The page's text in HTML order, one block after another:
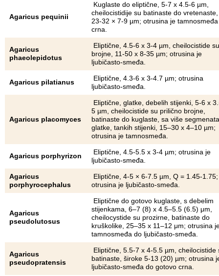
Agaricus pequinii
Kuglaste do eliptične, 5-7 x 4.5-6 µm,
cheilocistidije su batinaste do vretenaste,
23-32 × 7-9 µm; otrusina je
crna.
Agaricus
phaeolepidotus
Eliptične, 4.5-6 x 3-4 µm, cheilocistide su
brojne, 11-50 x 8-35 µm; otrusina je
ljubičasto-smeđa.
Agaricus pilatianus
Eliptične, 4.3-6 x 3-4.7 µm; otrusina
ljubičasto-smeđa.
Agaricus placomyces
Eliptične, glatke, debelih stijenki, 5-6 x
5 µm, cheilocistide su prilično brojne,
batinaste do kuglaste, sa više
glatke, tankih stijenki, 15–30 x 4–10 µm;
otrusina je tamnosmeđa.
Agaricus porphyrizon
Eliptične, 4.5-5.5 x 3-4 µm; otrusina je
ljubičasto-smeđa.
Agaricus
porphyrocephalus
Eliptične, 4-5 × 6-7.5 µm, Q = 1.45-1.75;
otrusina je ljubičasto-smeđa.
Agaricus
pseudolutosus
Eliptične do gotovo kuglaste, s debelim
stijenkama, 6‒7 (8) x 4.5‒5.5 (6.5) μm,
cheilocystide su prozirne, batinaste do
kruškolike, 25‒35 x 11‒12 μm; otrusina
tamnosmeđa do ljubičasto-smeđa.
Agaricus
pseudopratensis
Eliptične, 5.5-7 x 4-5.5 µm, cheilocistide
batinaste, široke 5-13 (20) µm; otrusina
ljubičasto-smeđa do gotovo crna.